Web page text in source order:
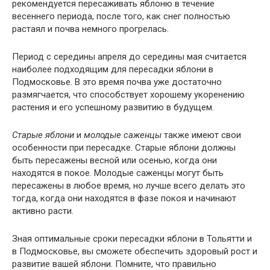
рекомендуется пересаживать яблоню в течение
весеннего периода, после того, как снег полностью
растаял и почва немного прогрелась.
Период с середины апреля до середины мая считается
наиболее подходящим для пересадки яблони в
Подмосковье. В это время почва уже достаточно
размягчается, что способствует хорошему укоренению
растения и его успешному развитию в будущем.
Старые яблони и молодые саженцы также имеют свои
особенности при пересадке. Старые яблони должны
быть пересажены весной или осенью, когда они
находятся в покое. Молодые саженцы могут быть
пересажены в любое время, но лучше всего делать это
тогда, когда они находятся в фазе покоя и начинают
активно расти.
Зная оптимальные сроки пересадки яблони в Тольятти и
в Подмосковье, вы сможете обеспечить здоровый рост и
развитие вашей яблони. Помните, что правильно